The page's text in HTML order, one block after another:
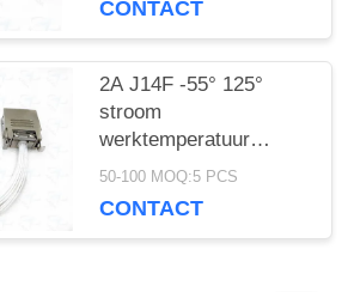
J36A-74ZKB
CONTACT
2A J14F -55° 125°
stroom
werktemperatuur
voldoet aan de Chinese
verbindingsstandaard
50-100 MOQ:5 PCS
CONTACT